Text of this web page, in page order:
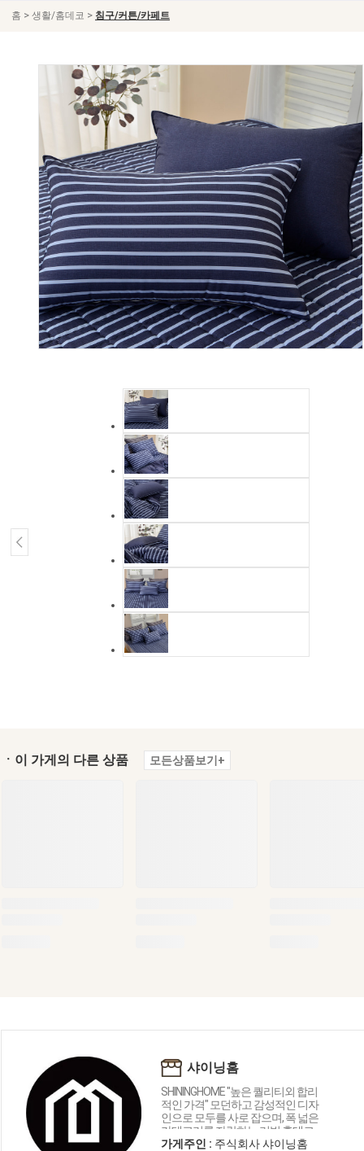
홈 > 생활/홈데코 > 침구/커튼/카페트
ㆍ이 가게의 다른 상품 모든상품보기+
샤이닝홈
SHININGHOME "높은 퀄리티외 합리
적인 가격" 모던하고 감성적인 디자
인으로 모두를 사로 잡으며, 폭 넓은
카테고리를 자랑하는 리빙 홈데코
인테리어 샤이닝홈입니다.
가게주인 : 주식회사 샤이닝홈